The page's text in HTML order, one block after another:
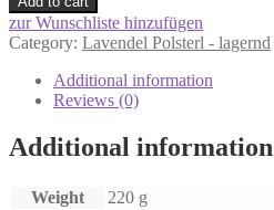
zur Wunschliste hinzufügen
Category: Lavendel Polsterl - lagernd
Additional information
Reviews (0)
Additional information
Weight
220 g